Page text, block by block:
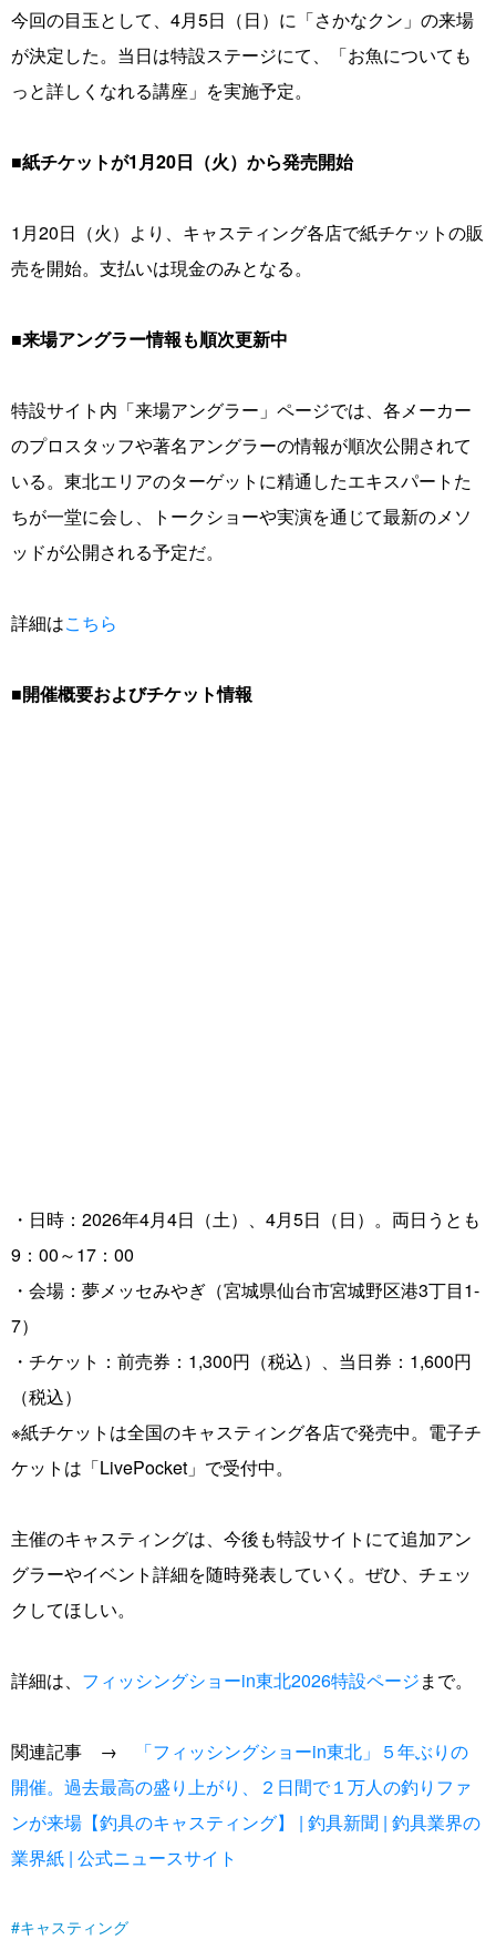
今回の目玉として、4月5日（日）に「さかなクン」の来場
が決定した。当日は特設ステージにて、「お魚についても
っと詳しくなれる講座」を実施予定。
■紙チケットが1月20日（火）から発売開始
1月20日（火）より、キャスティング各店で紙チケットの販
売を開始。支払いは現金のみとなる。
■来場アングラー情報も順次更新中
特設サイト内「来場アングラー」ページでは、各メーカー
のプロスタッフや著名アングラーの情報が順次公開されて
いる。東北エリアのターゲットに精通したエキスパートた
ちが一堂に会し、トークショーや実演を通じて最新のメソ
ッドが公開される予定だ。
詳細はこちら
■開催概要およびチケット情報
・日時：2026年4月4日（土）、4月5日（日）。両日うとも
9：00～17：00
・会場：夢メッセみやぎ（宮城県仙台市宮城野区港3丁目1-
7）
・チケット：前売券：1,300円（税込）、当日券：1,600円
（税込）
※紙チケットは全国のキャスティング各店で発売中。電子チ
ケットは「LivePocket」で受付中。
主催のキャスティングは、今後も特設サイトにて追加アン
グラーやイベント詳細を随時発表していく。ぜひ、チェッ
クしてほしい。
詳細は、 フィッシングショーin東北2026特設ページまで。
関連記事 →
「フィッシングショーin東北」５年ぶりの
開催。過去最高の盛り上がり、２日間で１万人の釣りファ
ンが来場【釣具のキャスティング】 | 釣具新聞 | 釣具業界の
業界紙 | 公式ニュースサイト
キャスティング